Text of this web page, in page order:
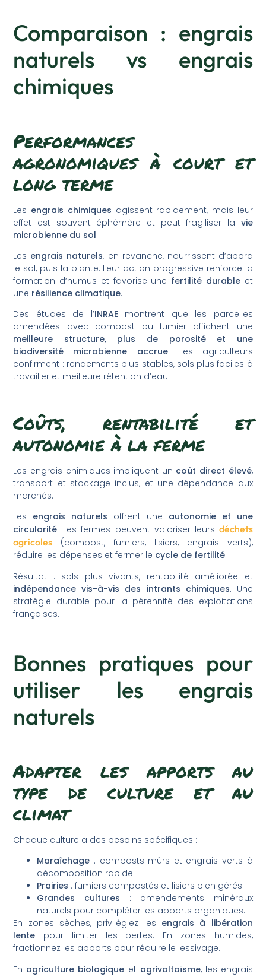
Comparaison : engrais
naturels vs engrais
chimiques
Performances
agronomiques à court et
long terme
Les engrais chimiques agissent rapidement, mais leur
effet est souvent éphémère et peut fragiliser la vie
microbienne du sol.
Les engrais naturels, en revanche, nourrissent d’abord
le sol, puis la plante. Leur action progressive renforce la
formation d’humus et favorise une fertilité durableet
une résilience climatique.
Des études de l’INRAEmontrent que les parcelles
amendées avec compost ou fumier affichent une
meilleure structure, plus de porosité et une
biodiversité microbienne accrue. Les agriculteurs
confirment : rendements plus stables, sols plus faciles à
travailler et meilleure rétention d’eau.
Coûts, rentabilité et
autonomie à la ferme
Les engrais chimiques impliquent un coût direct élevé,
transport et stockage inclus, et une dépendance aux
marchés.
Les engrais naturels offrent une autonomie et une
circularité. Les fermes peuvent valoriser leurs déchets
agricoles (compost, fumiers, lisiers, engrais verts),
réduire les dépenses et fermer le cycle de fertilité.
Résultat : sols plus vivants, rentabilité améliorée et
indépendance vis-à-vis des intrants chimiques. Une
stratégie durable pour la pérennité des exploitations
françaises.
Bonnes pratiques pour
utiliser les engrais
naturels
Adapter les apports au
type de culture et au
climat
Chaque culture a des besoins spécifiques :
Maraîchage : composts mûrs et engrais verts à
décomposition rapide.
Prairies : fumiers compostés et lisiers bien gérés.
Grandes cultures : amendements minéraux
naturels pour compléter les apports organiques.
En zones sèches, privilégiez les engrais à libération
lente pour limiter les pertes. En zones humides,
fractionnez les apports pour réduire le lessivage.
En agriculture biologique et agrivoltaïsme, les engrais